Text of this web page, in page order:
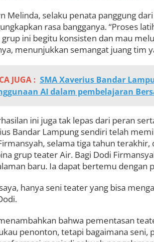
Melinda, selaku penata panggung
rasa bangganya. “Proses
ini begitu konsisten dan mau
menunjukkan semangat juang tim
JUGA : SMA Xaverius Bandar
AI dalam pembelajaran
ini juga tak lepas dari peran
Bandar Lampung sendiri telah
selama tiga tahun terakhir,
grup teater Air. Bagi Dodi
baru. Ia dapat bertemu dengan
hanya seni teater yang bisa
bahwa pementasan
penonton, tetapi bagaimana seni,